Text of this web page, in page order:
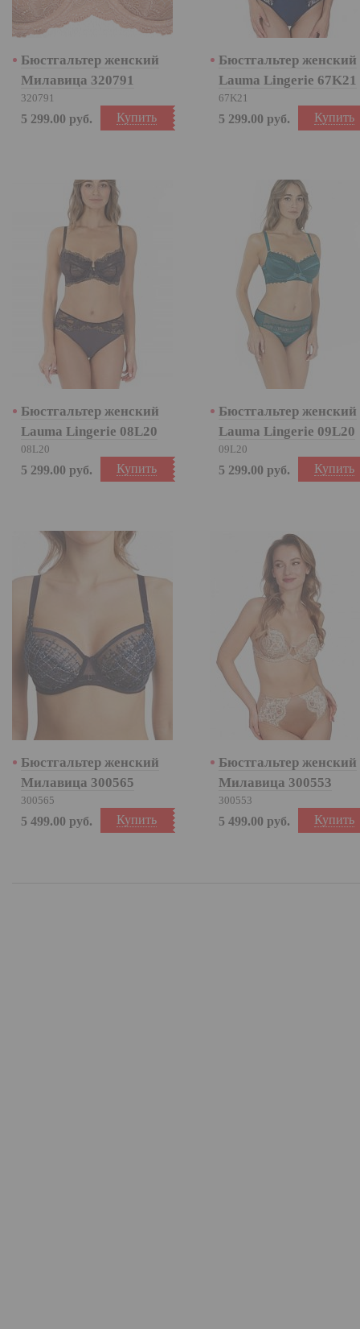
Бюстгальтер женский
Милавица 320791
320791
Купить
5 299.00 руб.
Бюстгальтер женский
Lauma Lingerie 67K21
67K21
Купить
5 299.00 руб.
Бюстгальтер женский
Lauma Lingerie 08L20
08L20
Купить
5 299.00 руб.
Бюстгальтер женский
Lauma Lingerie 09L20
09L20
Купить
5 299.00 руб.
Бюстгальтер женский
Милавица 300565
300565
Купить
5 499.00 руб.
Бюстгальтер женский
Милавица 300553
300553
Купить
5 499.00 руб.